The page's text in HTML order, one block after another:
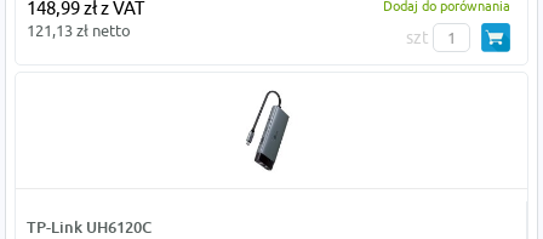
148,99 zł z VAT
121,13 zł netto
Dodaj do porównania
szt
TP-Link UH6120C